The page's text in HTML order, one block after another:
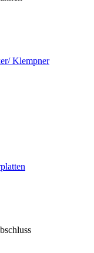
Klempner